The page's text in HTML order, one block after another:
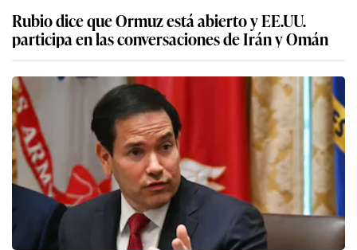
Rubio dice que Ormuz está abierto y EE.UU.
participa en las conversaciones de Irán y Omán